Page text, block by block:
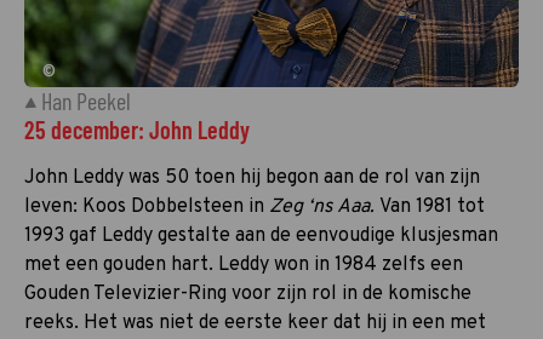
©
Han Peekel
25 december: John Leddy
John Leddy was 50 toen hij begon aan de rol van zijn
leven: Koos Dobbelsteen in Zeg ‘ns Aaa. Van 1981 tot
1993 gaf Leddy gestalte aan de eenvoudige klusjesman
met een gouden hart. Leddy won in 1984 zelfs een
Gouden Televizier-Ring voor zijn rol in de komische
reeks. Het was niet de eerste keer dat hij in een met